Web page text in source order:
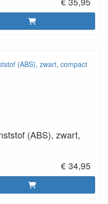
(ABS), zwart,
€ 34,95